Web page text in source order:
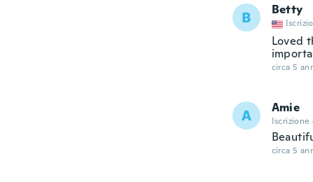
B Betty
Loved
circa 5
A Amie
Iscrizione
circa 5